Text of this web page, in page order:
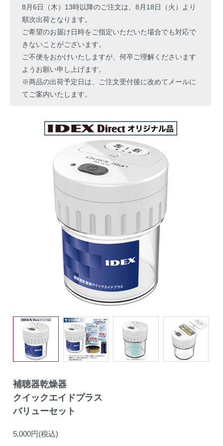
8月6日（木）13時以降のご注文は、8月18日（火）より
順次出荷となります。
ご希望のお届け日時をご指定いただいた場合でも対応で
きないことがございます。
ご不便をおかけいたしますが、何卒ご理解くださいます
ようお願い申し上げます。
※商品の出荷予定日は、ご注文受付後に改めてメールに
てご案内いたします。
補聴器乾燥器
クイックエイドプラス
バリューセット
5,000円(税込)